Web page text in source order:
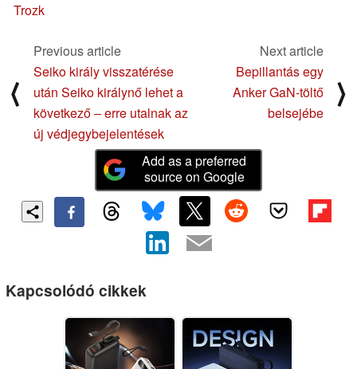
Trozk
⟨
Previous article
Seiko király visszatérése
után Seiko királynő lehet a
következő – erre utalnak az
új védjegybejelentések
Next article
Bepillantás egy
Anker GaN-töltő
belsejébe
⟩
Add as a preferred
source on Google
Kapcsolódó cikkek